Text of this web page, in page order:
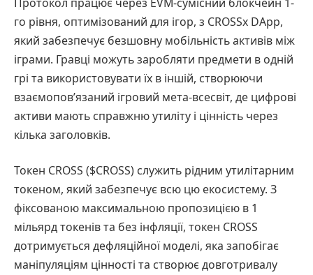
го рівня, оптимізований для ігор, з CROSSx DApp,
який забезпечує безшовну мобільність активів між
іграми. Гравці можуть заробляти предмети в одній
грі та використовувати їх в іншій, створюючи
взаємопов’язаний ігровий мета-всесвіт, де цифрові
активи мають справжню утиліту і цінність через
кілька заголовків.
Токен CROSS ($CROSS) служить рідним утилітарним
токеном, який забезпечує всю цю екосистему. З
фіксованою максимальною пропозицією в 1
мільярд токенів та без інфляції, токен CROSS
дотримується дефляційної моделі, яка запобігає
маніпуляціям цінності та створює довготривалу